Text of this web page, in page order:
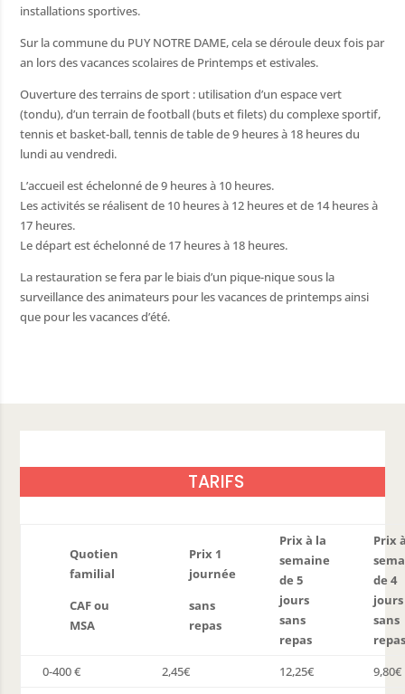
Artisans
et récréatifs
installations sportives.
Sur la commune du PUY NOTRE DAME, cela se déroule deux fois par
an lors des vacances scolaires de Printemps et estivales.
Ouverture des terrains de sport : utilisation d’un espace vert
(tondu), d’un terrain de football (buts et filets) du complexe sportif,
tennis et basket-ball, tennis de table de 9 heures à 18 heures du
lundi au vendredi.
L’accueil est échelonné de 9 heures à 10 heures.
Les activités se réalisent de 10 heures à 12 heures et de 14 heures à
17 heures.
Le départ est échelonné de 17 heures à 18 heures.
La restauration se fera par le biais d’un pique-nique sous la
surveillance des animateurs pour les vacances de printemps ainsi
que pour les vacances d’été.
TARIFS
Quotien
familial
CAF ou
MSA
Prix 1
journée
sans
repas
Prix à la
semaine
de 5
jours
sans
repas
Prix
de 4
jours
sans
0-400 €
2,45€ 12,25€
9,80€